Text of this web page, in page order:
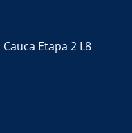
Etapa 2 L8